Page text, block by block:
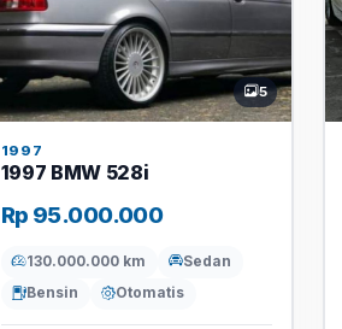
5
1997
1997 BMW 528i
Rp 95.000.000
130.000.000 km
Sedan
Bensin
Otomatis